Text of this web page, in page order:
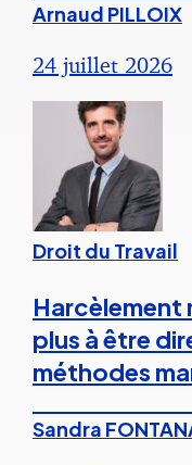
Arnaud PILLOIX
24 juillet 2026
Droit du Travail
Harcèlement
plus à être
méthodes
Sandra